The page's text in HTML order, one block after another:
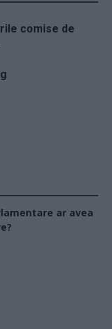
comise de
ar avea